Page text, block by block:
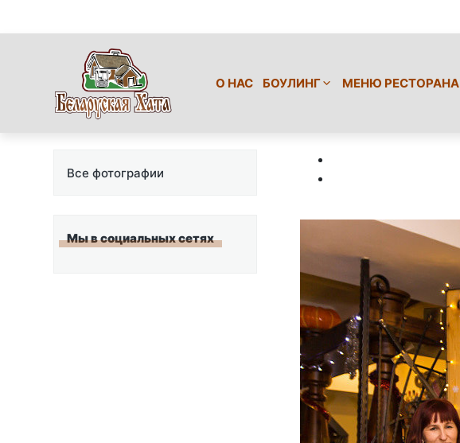
О НАС БОУЛИНГ МЕНЮ РЕСТОРАНА
Все фотографии
Мы в социальных сетях